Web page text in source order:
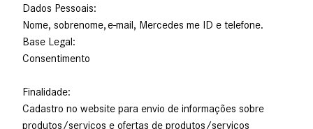
Dados Pessoais:
Nome, sobrenome, e-mail, Mercedes me ID e telefone.
Base Legal:
Consentimento
Finalidade:
Cadastro no website para envio de informações sobre
produtos/serviços e ofertas de produtos/serviços